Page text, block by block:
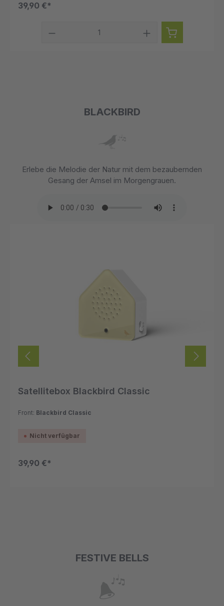
39,90 €*
BLACKBIRD
Erlebe die Melodie der Natur mit dem bezaubernden
Gesang der Amsel im Morgengrauen.
Satellitebox Blackbird Classic
Front: Blackbird Classic
Nicht verfügbar
39,90 €*
FESTIVE BELLS